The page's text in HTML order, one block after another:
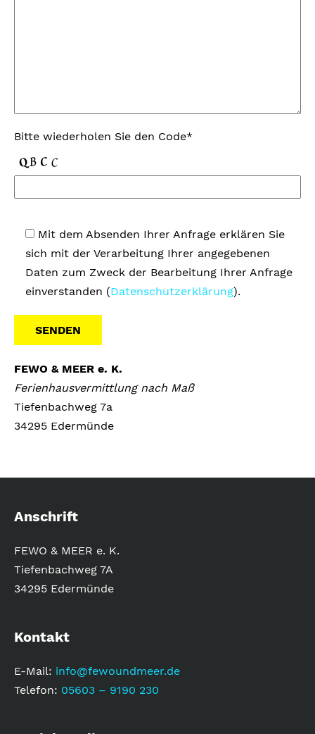
Bitte wiederholen Sie den Code*
Mit dem Absenden Ihrer Anfrage erklären Sie
sich mit der Verarbeitung Ihrer angegebenen
Daten zum Zweck der Bearbeitung Ihrer Anfrage
einverstanden (Datenschutzerklärung).
l
a
i
e
:
FEWO & MEER e. K.
Ferienhausvermittlung nach Maß
Tiefenbachweg 7a
34295 Edermünde
Anschrift
FEWO & MEER e. K.
Tiefenbachweg 7A
34295 Edermünde
Kontakt
E-Mail: info@fewoundmeer.de
Telefon: 05603 – 9190 230